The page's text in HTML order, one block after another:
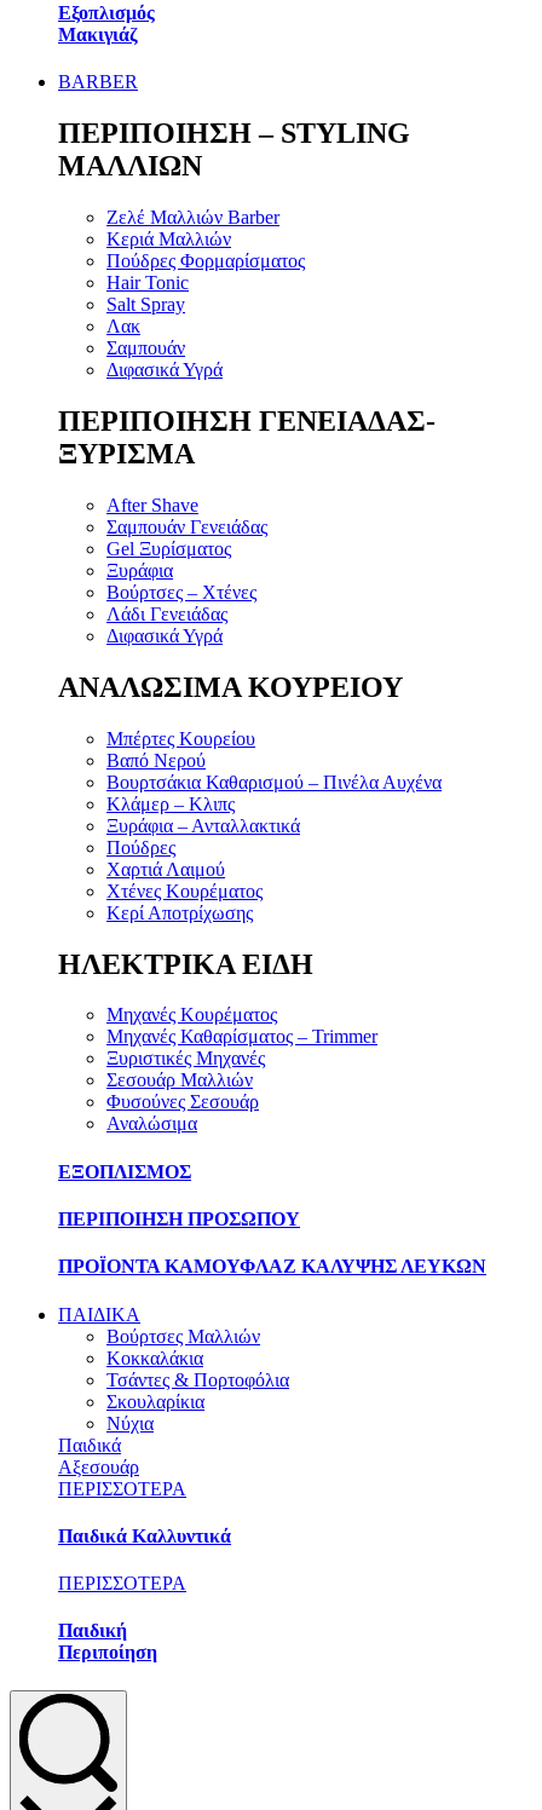
Εξοπλισμός
Μακιγιάζ
BARBER
ΠΕΡΙΠΟΙΗΣΗ – STYLING
ΜΑΛΛΙΩΝ
Ζελέ Μαλλιών Barber
Κεριά Μαλλιών
Πούδρες Φορμαρίσματος
Hair Tonic
Salt Spray
Λακ
Σαμπουάν
Διφασικά Υγρά
ΠΕΡΙΠΟΙΗΣΗ ΓΕΝΕΙΑΔΑΣ-
ΞΥΡΙΣΜΑ
After Shave
Σαμπουάν Γενειάδας
Gel Ξυρίσματος
Ξυράφια
Βούρτσες – Χτένες
Λάδι Γενειάδας
Διφασικά Υγρά
ΑΝΑΛΩΣΙΜΑ ΚΟΥΡΕΙΟΥ
Μπέρτες Κουρείου
Βαπό Νερού
Βουρτσάκια Καθαρισμού – Πινέλα Αυχένα
Κλάμερ – Κλιπς
Ξυράφια – Ανταλλακτικά
Πούδρες
Χαρτιά Λαιμού
Χτένες Κουρέματος
Κερί Αποτρίχωσης
ΗΛΕΚΤΡΙΚΑ ΕΙΔΗ
Μηχανές Κουρέματος
Μηχανές Καθαρίσματος – Trimmer
Ξυριστικές Μηχανές
Σεσουάρ Μαλλιών
Φυσούνες Σεσουάρ
Αναλώσιμα
ΕΞΟΠΛΙΣΜΟΣ
ΠΕΡΙΠΟΙΗΣΗ ΠΡΟΣΩΠΟΥ
ΠΡΟΪΟΝΤΑ ΚΑΜΟΥΦΛΑΖ ΚΑΛΥΨΗΣ ΛΕΥΚΩΝ
ΠΑΙΔΙΚΑ
Βούρτσες Μαλλιών
Κοκκαλάκια
Τσάντες & Πορτοφόλια
Σκουλαρίκια
Νύχια
Παιδικά
Αξεσουάρ
ΠΕΡΙΣΣΟΤΕΡΑ
Παιδικά Καλλυντικά
ΠΕΡΙΣΣΟΤΕΡΑ
Παιδική
Περιποίηση